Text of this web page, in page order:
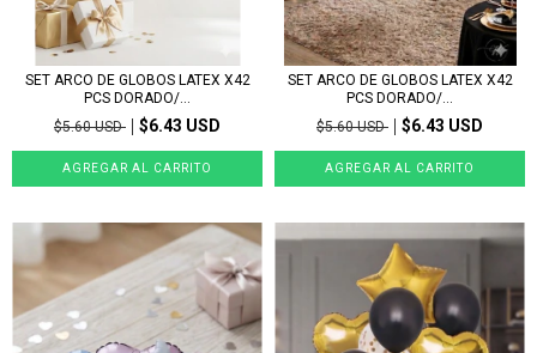
SET ARCO DE GLOBOS LATEX X42
PCS DORADO/...
$5.60 USD
$6.43 USD
SET ARCO DE GLOBOS LATEX X42
PCS DORADO/...
$5.60 USD
$6.43 USD